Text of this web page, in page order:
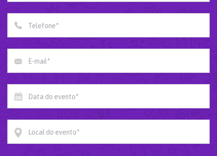
Telefone*
E-mail*
Data do evento*
Local do evento*